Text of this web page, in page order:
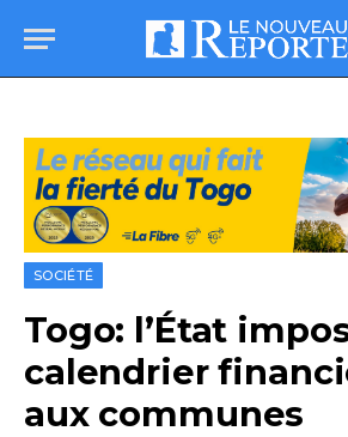
SOCIÉTÉ
Togo: l’État
calendrier
aux communes